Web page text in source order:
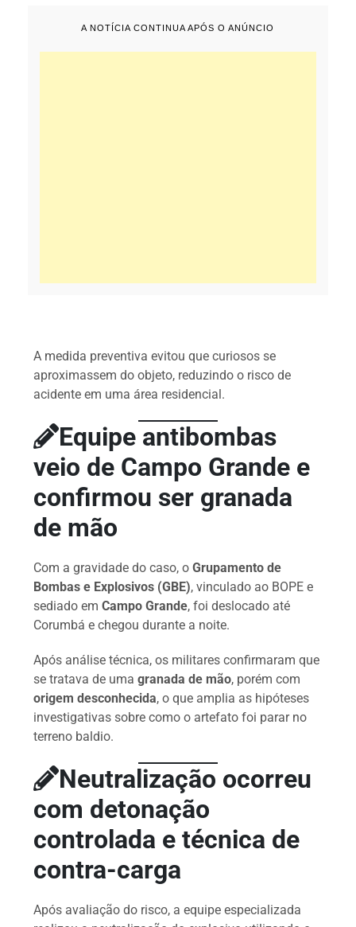
A NOTÍCIA CONTINUA APÓS O ANÚNCIO
A medida preventiva evitou que curiosos se
aproximassem do objeto, reduzindo o risco de
acidente em uma área residencial.
Equipe antibombas
veio de Campo Grande e
confirmou ser granada
de mão
Com a gravidade do caso, oGrupamento de
Bombas e Explosivos (GBE), vinculado ao BOPE e
sediado emCampo Grande, foi deslocado até
Corumbá e chegou durante a noite.
Após análise técnica, os militares confirmaram que
se tratava de umagranada de mão, porém com
origem desconhecida, o que amplia as hipóteses
investigativas sobre como o artefato foi parar no
terreno baldio.
Neutralização ocorreu
com detonação
controlada e técnica de
contra-carga
Após avaliação do risco, a equipe especializada